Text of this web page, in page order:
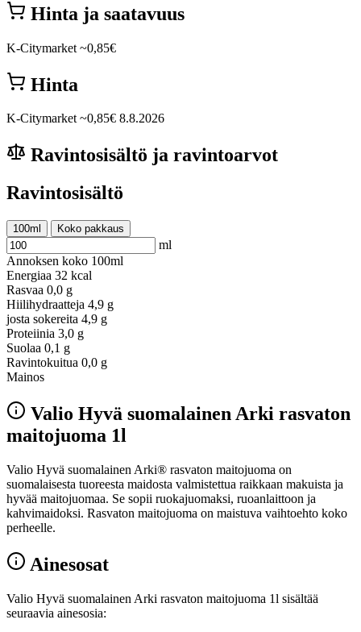
Hinta ja saatavuus
K-Citymarket ~0,85€
Hinta
K-Citymarket ~0,85€ 8.8.2026
Ravintosisältö ja ravintoarvot
Ravintosisältö
100ml Koko pakkaus
ml
Annoksen koko 100ml
Energiaa 32 kcal
Rasvaa 0,0 g
Hiilihydraatteja 4,9 g
josta sokereita 4,9 g
Proteiinia 3,0 g
Suolaa 0,1 g
Ravintokuitua 0,0 g
Mainos
Valio Hyvä suomalainen Arki rasvaton
maitojuoma 1l
Valio Hyvä suomalainen Arki® rasvaton maitojuoma on
suomalaisesta tuoreesta maidosta valmistettua raikkaan makuista ja
hyvää maitojuomaa. Se sopii ruokajuomaksi, ruoanlaittoon ja
kahvimaidoksi. Rasvaton maitojuoma on maistuva vaihtoehto koko
perheelle.
Ainesosat
Valio Hyvä suomalainen Arki rasvaton maitojuoma 1l sisältää
seuraavia ainesosia: